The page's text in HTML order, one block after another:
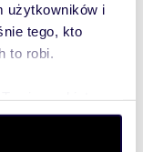
użytkowników i
tego, kto
to robi.
preferencje w
cookie możesz
Głównego
110
Redy”,